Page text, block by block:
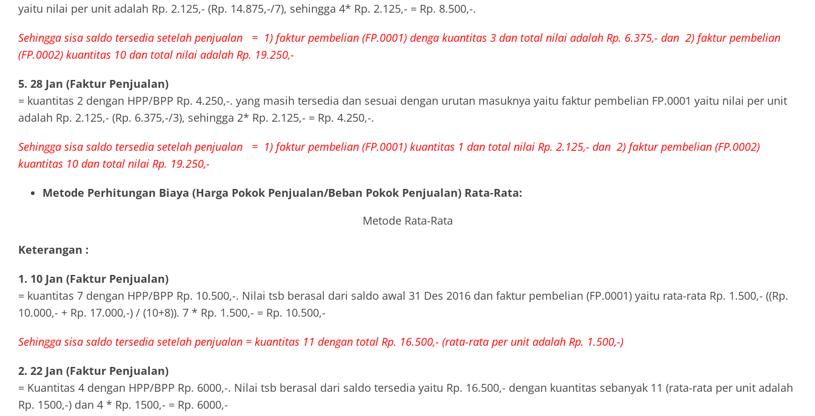
yaitu nilai per unit adalah Rp. 2.125,- (Rp. 14.875,-/7), sehingga 4* Rp. 2.125,- = Rp. 8.500,-.
Sehingga sisa saldo tersedia setelah penjualan = 1) faktur pembelian (FP.0001) denga kuantitas 3 dan total nilai adalah Rp. 6.375,- dan 2) faktur pembelian
(FP.0002) kuantitas 10 dan total nilai adalah Rp. 19.250,-
5. 28 Jan (Faktur Penjualan)
= kuantitas 2 dengan HPP/BPP Rp. 4.250,-. yang masih tersedia dan sesuai dengan urutan masuknya yaitu faktur pembelian FP.0001 yaitu nilai per unit
adalah Rp. 2.125,- (Rp. 6.375,-/3), sehingga 2* Rp. 2.125,- = Rp. 4.250,-.
Sehingga sisa saldo tersedia setelah penjualan = 1) faktur pembelian (FP.0001) kuantitas 1 dan total nilai Rp. 2.125,- dan 2) faktur pembelian (FP.0002)
kuantitas 10 dan total nilai Rp. 19.250,-
Metode Perhitungan Biaya (Harga Pokok Penjualan/Beban Pokok Penjualan) Rata-Rata:
Metode Rata-Rata
Keterangan :
1. 10 Jan (Faktur Penjualan)
= kuantitas 7 dengan HPP/BPP Rp. 10.500,-. Nilai tsb berasal dari saldo awal 31 Des 2016 dan faktur pembelian (FP.0001) yaitu rata-rata Rp. 1.500,- ((Rp.
10.000,- + Rp. 17.000,-) / (10+8)). 7 * Rp. 1.500,- = Rp. 10.500,-
Sehingga sisa saldo tersedia setelah penjualan = kuantitas 11 dengan total Rp. 16.500,- (rata-rata per unit adalah Rp. 1.500,-)
2. 22 Jan (Faktur Penjualan)
= Kuantitas 4 dengan HPP/BPP Rp. 6000,-. Nilai tsb berasal dari saldo tersedia yaitu Rp. 16.500,- dengan kuantitas sebanyak 11 (rata-rata per unit adalah
Rp. 1500,-) dan 4 * Rp. 1500,- = Rp. 6000,-